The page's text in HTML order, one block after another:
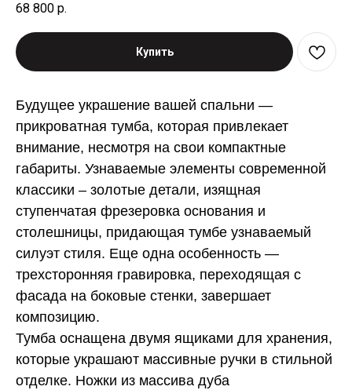
68 800 р.
Купить
Будущее украшение вашей спальни —
прикроватная тумба, которая привлекает
внимание, несмотря на свои компактные
габариты. Узнаваемые элементы современной
классики – золотые детали, изящная
ступенчатая фрезеровка основания и
столешницы, придающая тумбе узнаваемый
силуэт стиля. Еще одна особенность —
трехсторонняя гравировка, переходящая с
фасада на боковые стенки, завершает
композицию.
Тумба оснащена двумя ящиками для хранения,
которые украшают массивные ручки в стильной
отделке. Ножки из массива дуба